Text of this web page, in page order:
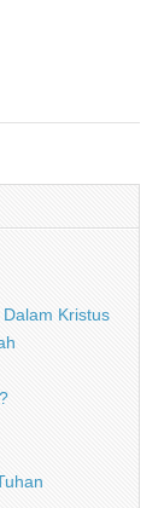
Kristus